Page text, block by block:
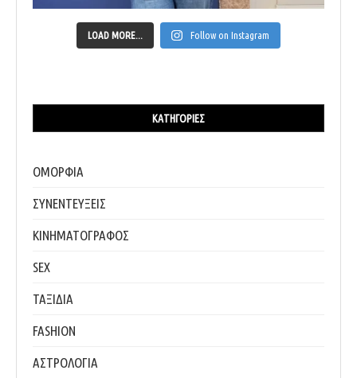
LOAD MORE... Follow on Instagram
ΚΑΤΗΓΟΡΊΕΣ
ΟΜΟΡΦΙΑ
ΣΥΝΕΝΤΕΥΞΕΙΣ
ΚΙΝΗΜΑΤΟΓΡΑΦΟΣ
SEX
ΤΑΞΙΔΙΑ
FASHION
ΑΣΤΡΟΛΟΓΙΑ